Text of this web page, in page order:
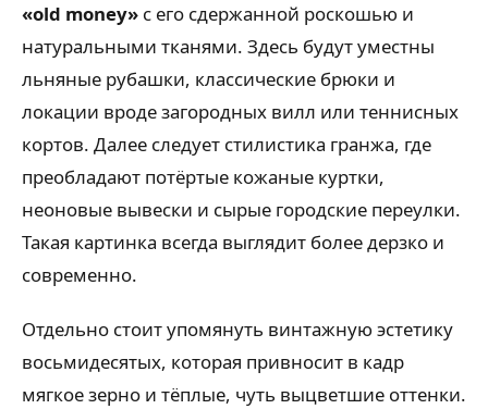
«old money» с его сдержанной роскошью и
натуральными тканями. Здесь будут уместны
льняные рубашки, классические брюки и
локации вроде загородных вилл или теннисных
кортов. Далее следует стилистика гранжа, где
преобладают потёртые кожаные куртки,
неоновые вывески и сырые городские переулки.
Такая картинка всегда выглядит более дерзко и
современно.
Отдельно стоит упомянуть винтажную эстетику
восьмидесятых, которая привносит в кадр
мягкое зерно и тёплые, чуть выцветшие оттенки.